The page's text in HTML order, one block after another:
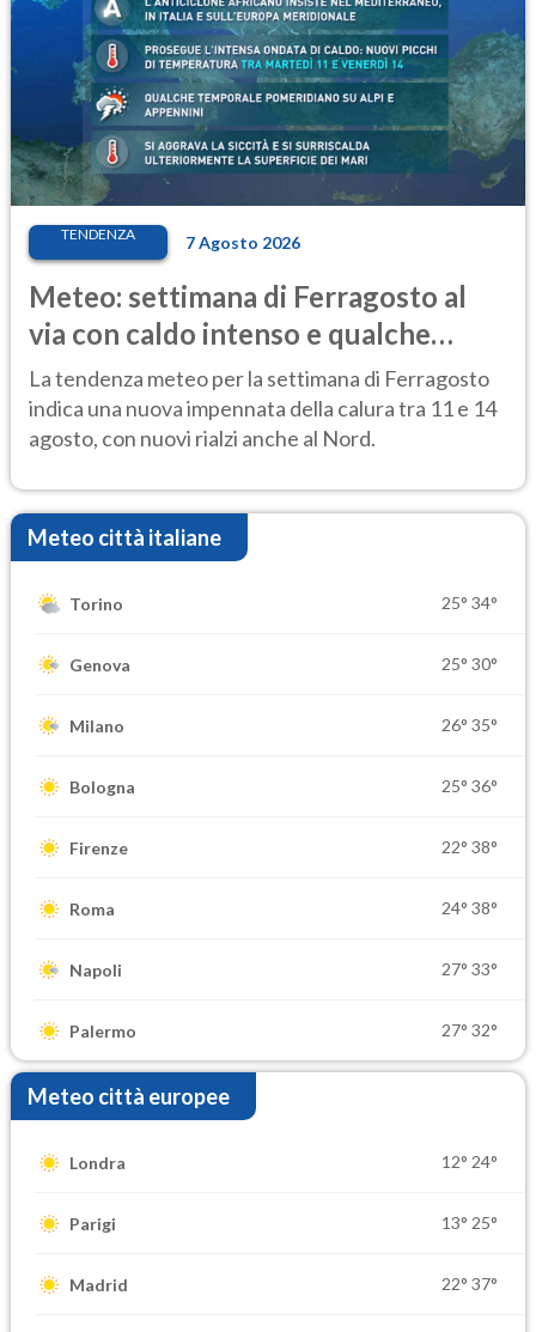
TENDENZA 7 Agosto 2026
Meteo: settimana di Ferragosto al
via con caldo intenso e qualche
temporale
La tendenza meteo per la settimana di Ferragosto
indica una nuova impennata della calura tra 11 e 14
agosto, con nuovi rialzi anche al Nord.
Meteo città italiane
Torino 25° 34°
Genova 25° 30°
Milano 26° 35°
Bologna 25° 36°
Firenze 22° 38°
Roma 24° 38°
Napoli 27° 33°
Palermo 27° 32°
Meteo città europee
Londra 12° 24°
Parigi 13° 25°
Madrid 22° 37°